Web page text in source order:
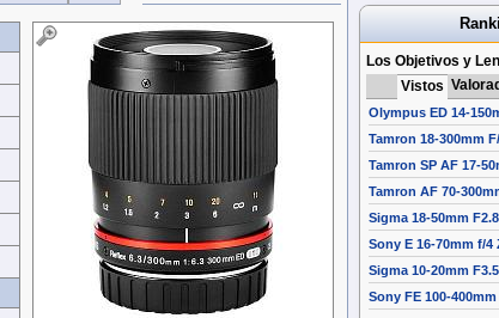
Los Objetivos y
Vistos
Olympus ED 14-
Tamron 18-300mm
Tamron SP AF 17-
Tamron AF 70-
Sigma 18-50mm
Sony E 16-70mm f/4
Sigma 10-20mm
Sony FE 100-